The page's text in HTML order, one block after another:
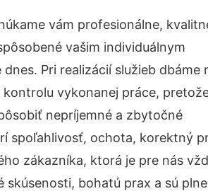
vám profesionálne,
vašim individuálnym
Pri realizácií služieb dbáme
vykonanej práce,
nepríjemné a zbytočné
spoľahlivosť, ochota, korektný
zákazníka, ktorá je pre nás
bohatú prax a sú